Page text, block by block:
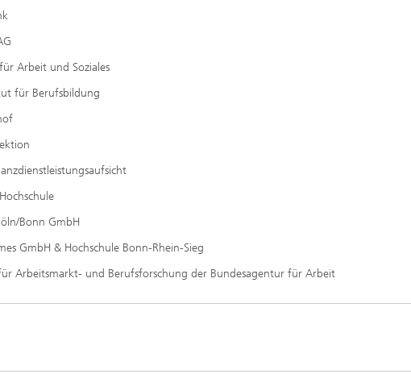
Arbeit und Soziales
für Berufsbildung
Bonn GmbH
GmbH & Hochschule Bonn-Rhein-Sieg
Arbeitsmarkt- und Berufsforschung der Bundesagentur für Arbeit